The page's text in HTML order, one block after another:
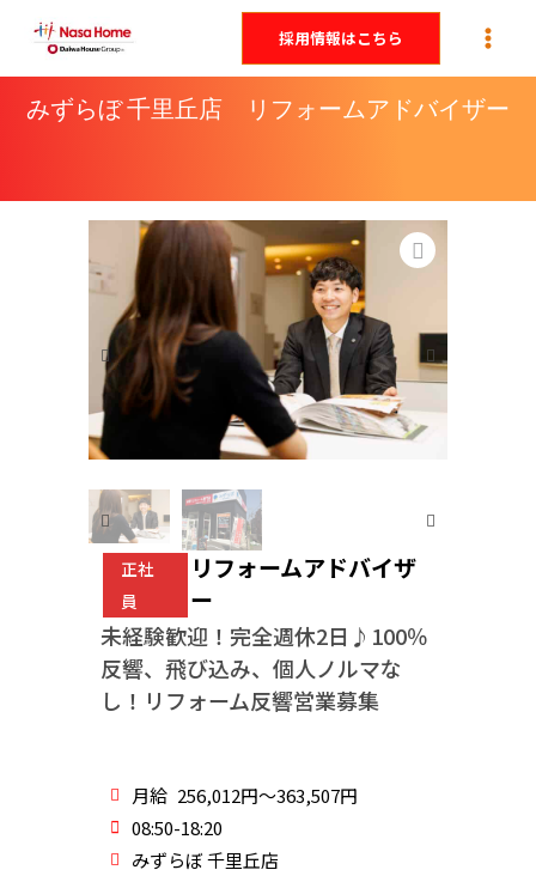
を
プ
採用情報はこちら
みずらぼ 千里丘店 リフォームアドバイザー
正社
員
リフォームアドバイザ
ー
未経験歓迎！完全週休2日♪100％
反響、飛び込み、個人ノルマな
し！リフォーム反響営業募集
月給 256,012円～363,507円
08:50-18:20
みずらぼ 千里丘店